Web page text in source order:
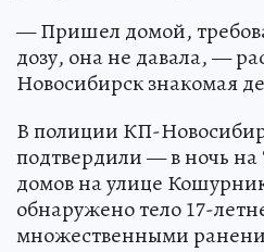
— Пришел домой,
дозу, она не давала, —
Новосибирск знакомая
В полиции КП-
подтвердили — в ночь на
домов на улице
обнаружено тело 17-
множественными